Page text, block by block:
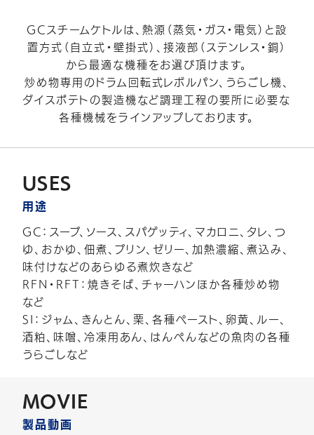
GCスチームケトルは、熱源（蒸気・ガス・電気）と設
置方式（自立式・壁掛式）、接液部（ステンレス・銅）
から最適な機種をお選び頂けます。
炒め物専用のドラム回転式レボルパン、うらごし機、
ダイスポテトの製造機など調理工程の要所に必要な
各種機械をラインアップしております。
USES
用途
GC：スープ、ソース、スパゲッティ、マカロニ、タレ、つ
ゆ、おかゆ、佃煮、プリン、ゼリー、加熱濃縮、煮込み、
味付けなどのあらゆる煮炊きなど
RFN・RFT：焼きそば、チャーハンほか各種炒め物
など
SI：ジャム、きんとん、栗、各種ペースト、卵黄、ルー、
酒粕、味噌、冷凍用あん、はんぺんなどの魚肉の各種
うらごしなど
MOVIE
製品動画